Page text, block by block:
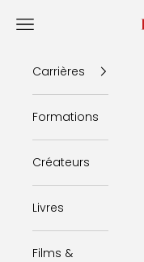
Menu
Carrières
Formations
Créateurs
Livres
Films &